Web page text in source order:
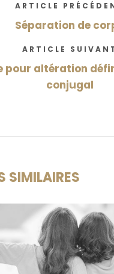
ARTICLE
Séparation de
ARTICLE
pour altération
conjugal
SIMILAIRES